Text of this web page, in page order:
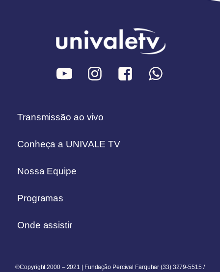
Transmissão ao vivo
Conheça a UNIVALE TV
Nossa Equipe
Programas
Onde assistir
®Copyright 2000 – 2021 | Fundação Percival Farquhar (33) 3279-5515 /